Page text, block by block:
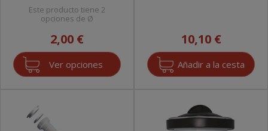
Este producto tiene 2
opciones de Ø
2,00 €
Ver opciones
10,10 €